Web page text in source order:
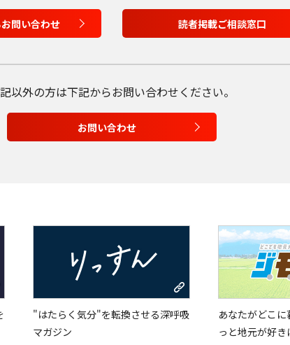
English
Tiếng Việt
問い合わせ 読者掲載ご相談窓口
以外の方は下記からお問い合わせください。
お問い合わせ
"はたらく気分"を転換させる深呼吸
マガジン
あなたがどこ
っと地元が好き